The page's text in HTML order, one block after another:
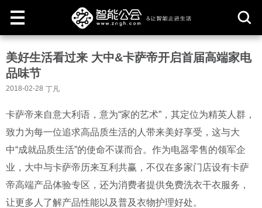
取
美好生活看过来 大中&卡萨帝开启首届高端家电
品味节
2018-02-28 丁凡
卡萨帝来自意大利语，意为“家的艺术”，其定位为精英人群，
致力为每一位追求高品质生活的人带来美好享受，这与大
中“成就品质生活”的使命不谋而合。作为电器零售的领军企
业，大中与卡萨帝历来互利共赢，不仅在多家门店设有卡萨
帝高端产品体验专区，还为消费者提供免费洗衣干衣服务，
让更多人了解产品性能以及普及衣物护理好处。